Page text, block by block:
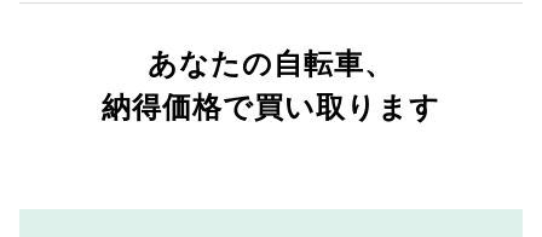
あなたの自転車、
納得価格で買い取ります